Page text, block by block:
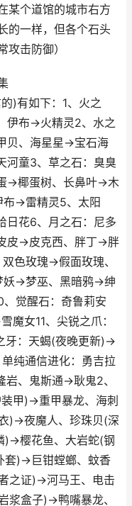
某个道馆的城市右方
的一样，但各个石头
攻击防御）
)有如下：1、火之
伊布→火精灵2、水之
贝、海星星→宝石海
童3、草之石：臭臭
→椰蛋树、长鼻叶→木
布→雷精灵5、太阳
花6、月之石：尼多
皮→皮克西、胖丁→胖
色玫瑰→假面玫瑰、
妖→梦巫、黑暗鸦→绅
觉醒石：奇鲁莉安
女11、尖锐之爪：
牙：天蝎(夜晚更新)→
纯通信进化：勇吉拉
、鬼斯通→耿鬼2、
甲)→重甲暴龙、海刺
)→夜魔人、珍珠贝(深
)→樱花鱼、大岩蛇(钢
套)→巨钳螳螂、蚊香
之证)→河马王、电击
浆盒子)→鸭嘴暴龙、